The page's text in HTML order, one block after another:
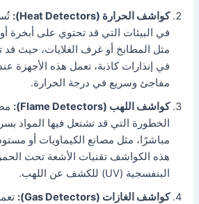
كواشف الحرارة (Heat Detectors):
في البيئات التي قد تحتوي على أبخرة
مثل المطابخ أو غرف الغلايات، حيث
في إنذارات كاذبة،تعمل هذه الأجهزة
مفاجئ وسريع في درجة الحرارة.
كواشف اللهب (Flame Detectors):
الخطورة التي قد تشتعل فيها المواد
مباشرًا، مثل مصانع الكيماويات أو
البنفسجية (UV) للكشف عن اللهب.
كواشف الغازات (Gas Detectors):